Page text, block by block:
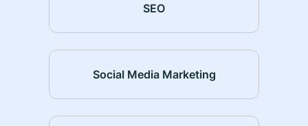
SEO
Social Media Marketing